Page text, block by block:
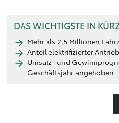
DAS WICHTIGSTE IN
Mehr als 2,5 Millionen
Anteil elektrifizierter
Umsatz- und
Geschäftsjahr angehoben